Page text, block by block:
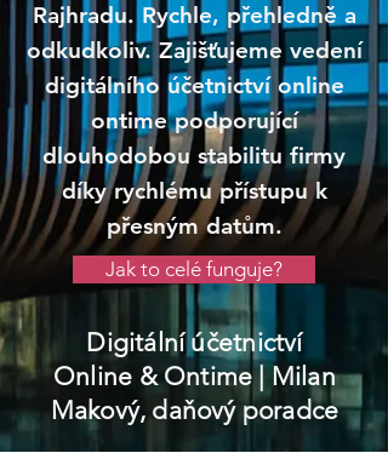
Rajhradu. Rychle, přehledně a
odkudkoliv. Zajišťujeme vedení
digitálního účetnictví online
ontime podporující
dlouhodobou stabilitu firmy
díky rychlému přístupu k
přesným datům.
Jak to celé funguje?
Digitální účetnictví
Online & Ontime| Milan
Makový, daňový poradce